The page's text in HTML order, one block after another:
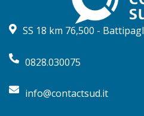
SS 18 km 76,500 -
0828.030075
info@contactsud.it